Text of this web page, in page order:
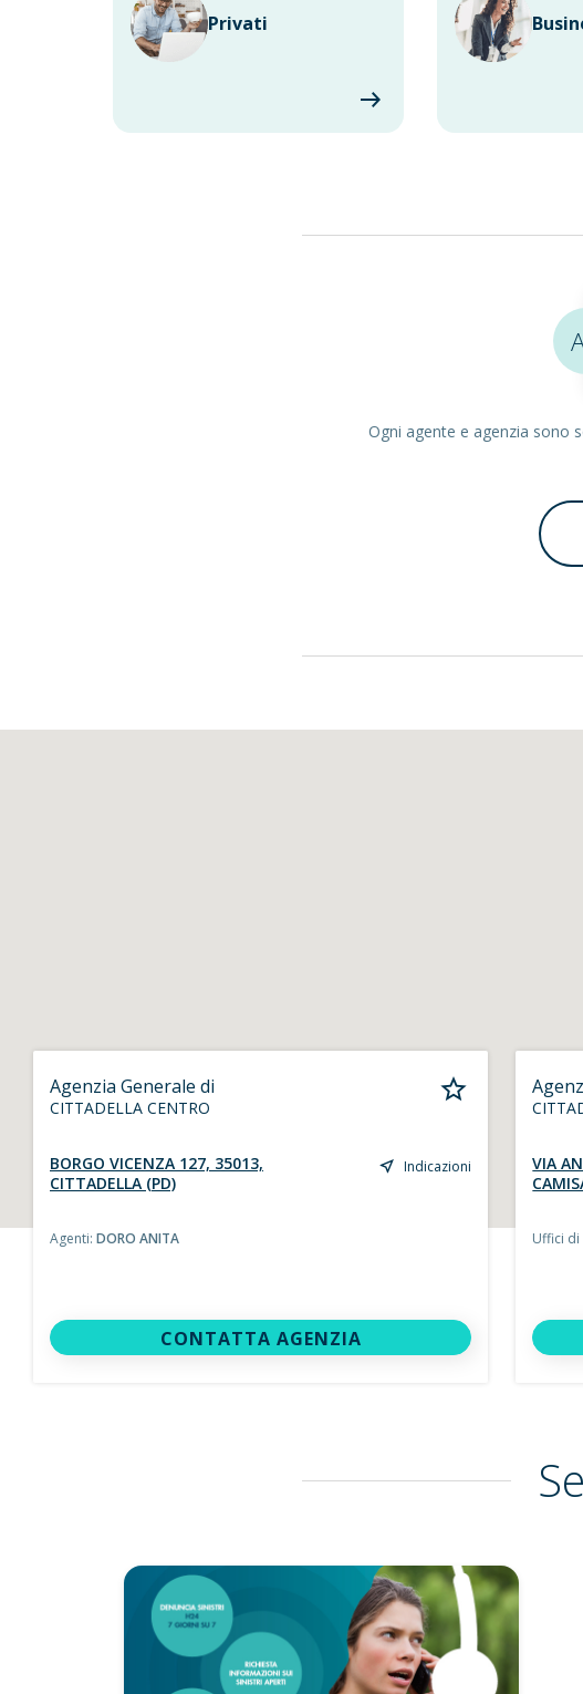
Privati
Ogni agente e agenzia sono
Agenzia Generale di
CITTADELLA CENTRO
BORGO VICENZA 127, 35013,
CITTADELLA (PD)
Indicazioni
Agenti: DORO ANITA
CONTATTA AGENZIA
VIA
Uffici di